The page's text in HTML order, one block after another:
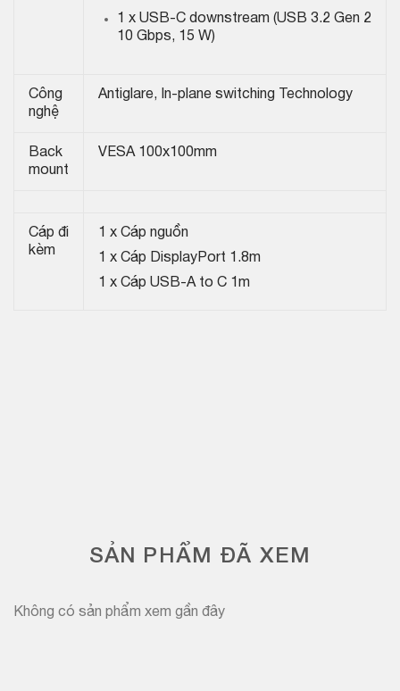
1 x USB-C downstream (USB 3.2 Gen 2
10 Gbps, 15 W)
Công
nghệ
Antiglare, In-plane switching Technology
Back
mount
VESA 100x100mm
Cáp đi
kèm
1 x Cáp nguồn
1 x Cáp DisplayPort 1.8m
1 x Cáp USB-A to C 1m
SẢN PHẨM ĐÃ XEM
Không có sản phẩm xem gần đây